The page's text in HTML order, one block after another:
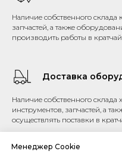
Наличие собственного склада
запчастей, а также
производить работы в
Доставка
Наличие собственного
инструментов, запчастей, а
осуществлять поставки в
Менеджер Cookie